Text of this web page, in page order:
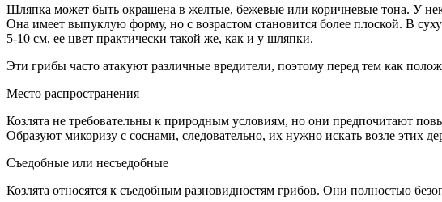
Шляпка может быть окрашена в желтые, бежевые или коричневые тона. У
Она имеет выпуклую форму, но с возрастом становится более плоской. В
5-10 см, ее цвет практически такой же, как и у шляпки.
Эти грибы часто атакуют различные вредители, поэтому перед тем как
Место распространения
Козлята не требовательны к природным условиям, но они предпочитают
Образуют микоризу с соснами, следовательно, их нужно искать возле этих
Съедобные или несъедобные
Козлята относятся к съедобным разновидностям грибов. Они полностью